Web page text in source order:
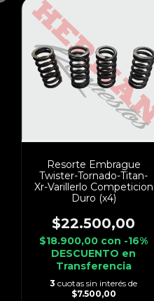
Resorte Embrague
Twister-Tornado-Titan-
Xr-Varillerlo Competicion
Duro (x4)
$22.500,00
$18.900,00 con -16%
DESCUENTO en
Transferencia
3 cuotas sin interés de
$7.500,00